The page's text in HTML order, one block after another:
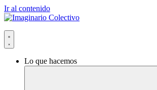
Ir al contenido
Lo que hacemos